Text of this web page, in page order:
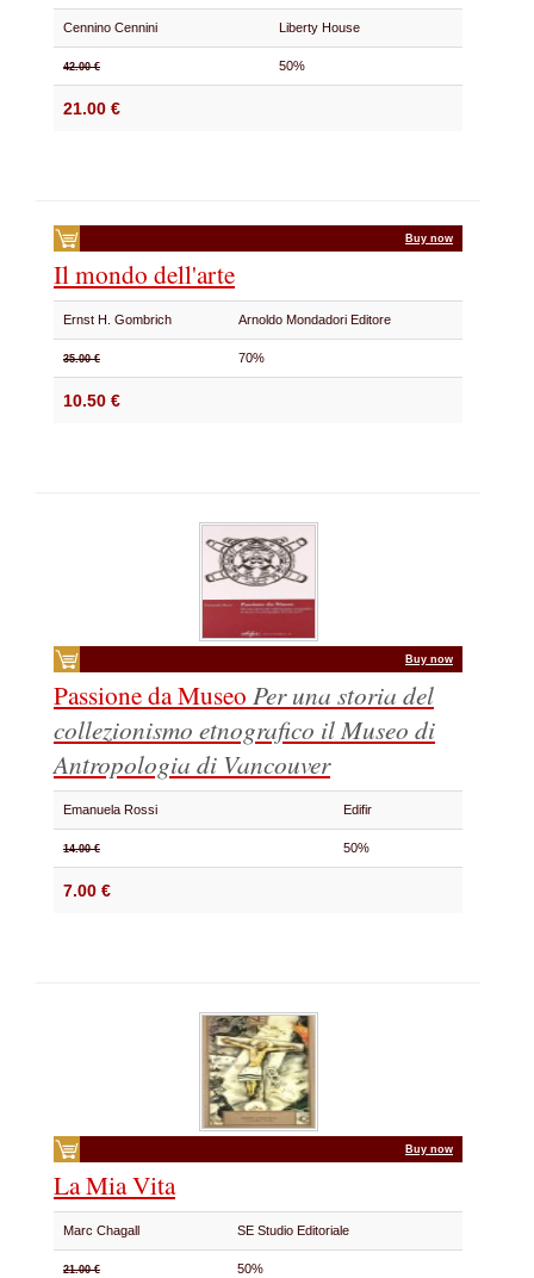
Cennino Cennini Liberty House
42.00 € 50%
21.00 €
Buy now
Il mondo dell'arte
Ernst H. Gombrich Arnoldo Mondadori Editore
35.00 € 70%
10.50 €
Buy now
Passione da Museo Per una storia del
collezionismo etnografico il Museo di
Antropologia di Vancouver
Emanuela Rossi Edifir
14.00 € 50%
7.00 €
Buy now
La Mia Vita
Marc Chagall SE Studio Editoriale
21.00 € 50%